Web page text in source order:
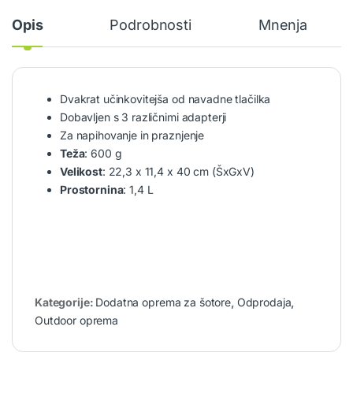
Opis Podrobnosti Mnenja
Dvakrat učinkovitejša od navadne tlačilka
Dobavljen s 3 različnimi adapterji
Za napihovanje in praznjenje
Teža: 600 g
Velikost: 22,3 x 11,4 x 40 cm (ŠxGxV)
Prostornina: 1,4 L
Kategorije: Dodatna oprema za šotore, Odprodaja,
Outdoor oprema